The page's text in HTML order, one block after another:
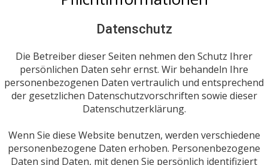
Datenschutz
Die Betreiber dieser Seiten nehmen den Schutz Ihrer
persönlichen Daten sehr ernst. Wir behandeln Ihre
personenbezogenen Daten vertraulich und entsprechend
der gesetzlichen Datenschutzvorschriften sowie dieser
Datenschutzerklärung.
Wenn Sie diese Website benutzen, werden verschiedene
personenbezogene Daten erhoben. Personenbezogene
Daten sind Daten, mit denen Sie persönlich identifiziert